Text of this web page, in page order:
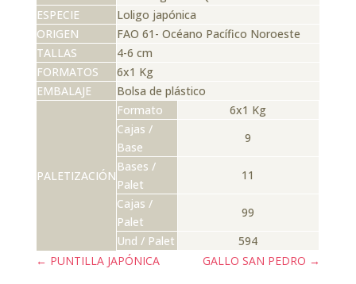
ESPECIE
Loligo japónica
ORIGEN
FAO 61- Océano Pacífico Noroeste
TALLAS
4-6 cm
FORMATOS
6x1 Kg
EMBALAJE
Bolsa de plástico
PALETIZACIÓN
Formato
6x1 Kg
Cajas /
Base
9
Bases /
Palet
11
Cajas /
Palet
99
Und / Palet
594
← PUNTILLA JAPÓNICA GALLO SAN PEDRO →